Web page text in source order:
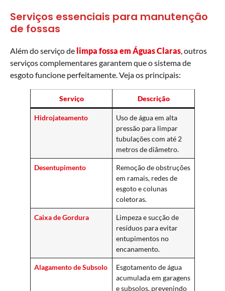
Serviços essenciais para manutenção
de fossas
Além do serviço de limpa fossa em Águas Claras , outros
serviços complementares garantem que o sistema de
esgoto funcione perfeitamente. Veja os principais:
Serviço Descrição
Hidrojateamento
Uso de água em alta
pressão para limpar
tubulações com até 2
metros de diâmetro.
Desentupimento
Remoção de obstruções
em ramais, redes de
esgoto e colunas
coletoras.
Caixa de Gordura
Limpeza e sucção de
resíduos para evitar
entupimentos no
encanamento.
Alagamento de Subsolo
Esgotamento de água
acumulada em garagens
e subsolos, prevenindo